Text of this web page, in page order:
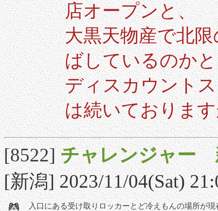
店オープンと、
大黒天物産で北
ばしているのか
ディスカウント
は続いておりま
[8522]チャレンジャー
[新潟] 2023/11/04(Sat)
入口にある受け取りロッカーとど冷えもんの場所が現